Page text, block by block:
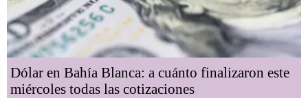
Dólar en Bahía Blanca: a cuánto finalizaron este
miércoles todas las cotizaciones